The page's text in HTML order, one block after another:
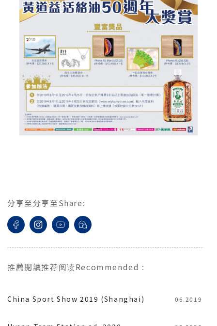
分享至分享至Share:
推薦閱讀推荐阅读Recommended :
China Sport Show 2019 (Shanghai) 06.2019